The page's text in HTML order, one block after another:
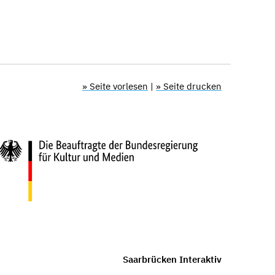
» Seite vorlesen | » Seite drucken
Saarbrücken Interaktiv